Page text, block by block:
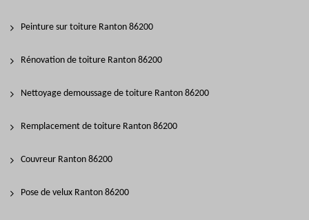
Peinture sur toiture Ranton 86200
Rénovation de toiture Ranton 86200
Nettoyage demoussage de toiture Ranton 86200
Remplacement de toiture Ranton 86200
Couvreur Ranton 86200
Pose de velux Ranton 86200